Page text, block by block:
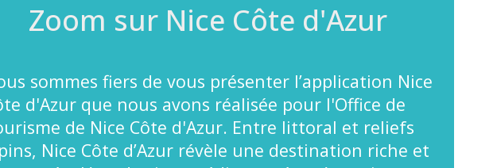
Zoom sur Nice Côte d'Azur
sommes fiers de vous présenter l’application Nice
d'Azur que nous avons réalisée pour l'Office de
de Nice Côte d'Azur. Entre littoral et reliefs
Nice Côte d’Azur révèle une destination riche et